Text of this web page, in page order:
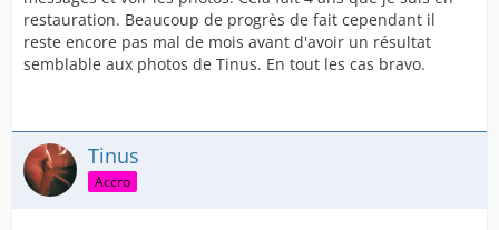
restauration. Beaucoup de progrès de fait cependant il
reste encore pas mal de mois avant d'avoir un résultat
semblable aux photos de Tinus. En tout les cas bravo.
Tinus
Accro